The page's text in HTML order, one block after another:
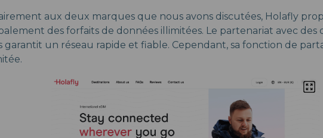
aux deux marques que nous avons discutées, Holafly
des forfaits de données illimitées. Le partenariat avec des
garantit un réseau rapide et fiable. Cependant, sa fonction de